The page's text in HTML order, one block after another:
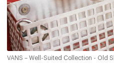
VANS – Well-Suited Collection - Old